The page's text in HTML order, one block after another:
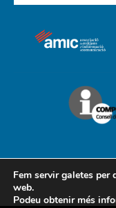
Contacte Avís legal
Fem servir galetes
web.
Podeu obtenir més